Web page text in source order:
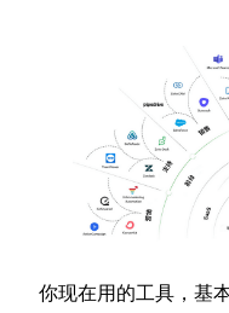
你现在用的工具，基